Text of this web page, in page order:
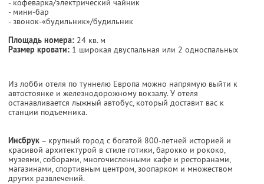
- кофеварка/электрический чайник
- мини-бар
- звонок-«будильник»/будильник
Площадь номера: 24 кв. м
Размер кровати: 1 широкая двуспальная или 2 односпальных
Из лобби отеля по туннелю Европа можно напрямую выйти к
автостоянке и железнодорожному вокзалу. У отеля
останавливается лыжный автобус, который доставит вас к
станции подъемника.
Инсбрук – крупный город с богатой 800-летней историей и
красивой архитектурой в стиле готики, барокко и рококо,
музеями, соборами, многочисленными кафе и ресторанами,
магазинами, спортивным центром, зоопарком и множеством
других развлечений.